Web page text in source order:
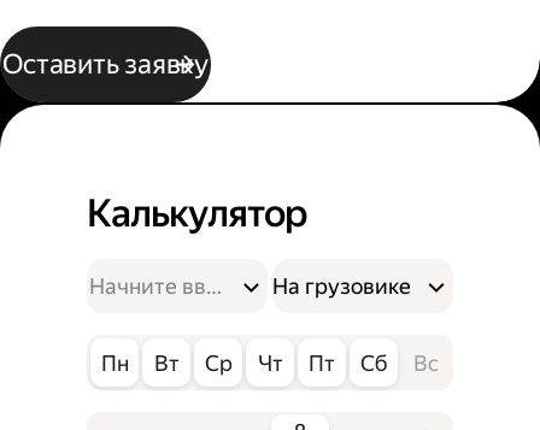
Оставить заявку
Калькулятор
На грузовике
Пн Вт Ср Чт Пт Сб Вс